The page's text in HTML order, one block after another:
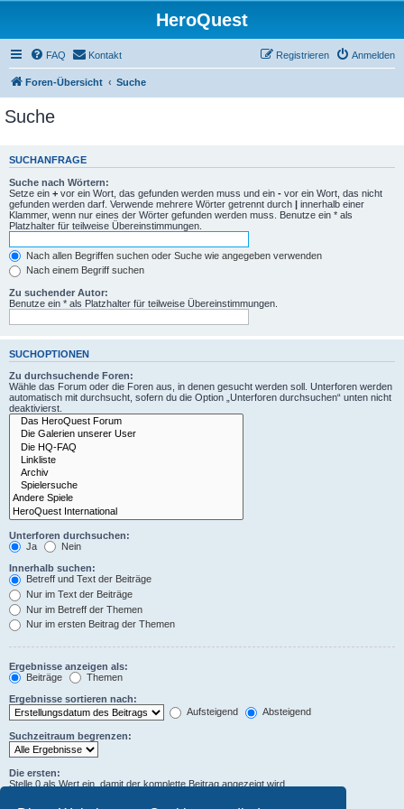
HeroQuest
FAQ Kontakt Anmelden
Registrieren
Foren-Übersicht Suche
Suche
SUCHANFRAGE
Suche nach Wörtern:
Setze ein + vor ein Wort, das gefunden werden muss und ein - vor ein Wort, das nicht
gefunden werden darf. Verwende mehrere Wörter getrennt durch | innerhalb einer
Klammer, wenn nur eines der Wörter gefunden werden muss. Benutze ein * als
Platzhalter für teilweise Übereinstimmungen.
Nach allen Begriffen suchen oder Suche wie angegeben verwenden
Nach einem Begriff suchen
Zu suchender Autor:
Benutze ein * als Platzhalter für teilweise Übereinstimmungen.
SUCHOPTIONEN
Zu durchsuchende Foren:
Wähle das Forum oder die Foren aus, in denen gesucht werden soll. Unterforen werden
automatisch mit durchsucht, sofern du die Option „Unterforen durchsuchen“ unten nicht
deaktivierst.
Unterforen durchsuchen:
Ja
Nein
Innerhalb suchen:
Betreff und Text der Beiträge
Nur im Text der Beiträge
Nur im Betreff der Themen
Nur im ersten Beitrag der Themen
Ergebnisse anzeigen als:
Beiträge
Themen
Ergebnisse sortieren nach:
Aufsteigend
Absteigend
Suchzeitraum begrenzen:
Die ersten:
Stelle 0 als Wert ein, damit der komplette Beitrag angezeigt wird.